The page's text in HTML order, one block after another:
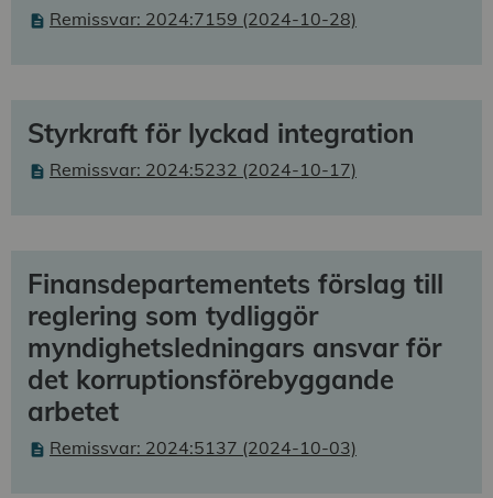
Remissvar: 2024:7159 (2024-10-28)
Styrkraft för lyckad integration
Remissvar: 2024:5232 (2024-10-17)
Finansdepartementets förslag till
reglering som tydliggör
myndighetsledningars ansvar för
det korruptionsförebyggande
arbetet
Remissvar: 2024:5137 (2024-10-03)